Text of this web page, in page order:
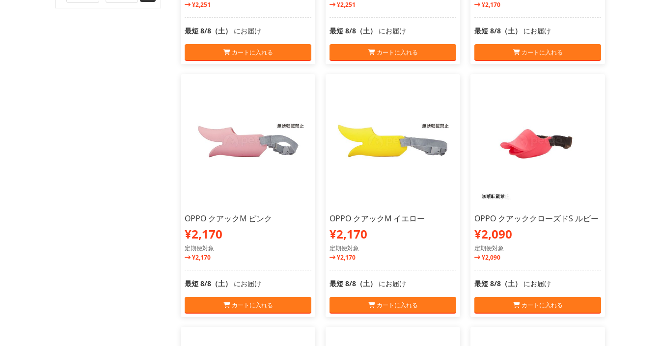
¥2,251
最短 8/8（土） にお届け
カートに入れる
¥2,251
最短 8/8（土） にお届け
カートに入れる
¥2,170
最短 8/8（土） にお届け
カートに入れる
OPPO クアックM ピンク
¥2,170
定期便対象
¥2,170
最短 8/8（土） にお届け
カートに入れる
OPPO クアックM イエロー
¥2,170
定期便対象
¥2,170
最短 8/8（土） にお届け
カートに入れる
OPPO クアッククローズドS ルビー
¥2,090
定期便対象
¥2,090
最短 8/8（土） にお届け
カートに入れる